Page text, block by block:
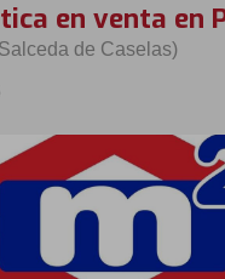
en venta en
de Caselas)